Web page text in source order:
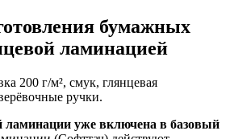
бумажных
ламинацией
200 г/м², смук, глянцевая
ручки.
ламинации уже включена в базовый